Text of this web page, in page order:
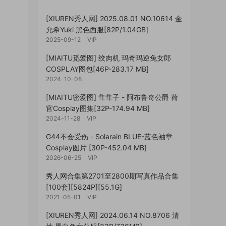
[XIUREN秀人网] 2025.08.01 NO.10614 金
允希Yuki 黑色西服[82P/1.04GB]
2025-09-12 VIP
[MIAITU觅爱图] 绞肉机 玛奇玛逆兔女郎
COSPLAY图包[46P-283.17 MB]
2024-10-08
[MIAITU密爱图] 隼隼子 - 阿布鲁奇公爵 荷
官Cosplay图集[32P-174.94 MB]
2024-11-28 VIP
G44不会受伤 - Solarain BLUE-蓝色袖章
Cosplay图片 [30P-452.04 MB]
2026-06-25 VIP
秀人网合集第2701至2800期写真作品合集
[100套][5824P][55.1G]
2021-05-01 VIP
[XIUREN秀人网] 2024.06.14 NO.8706 清